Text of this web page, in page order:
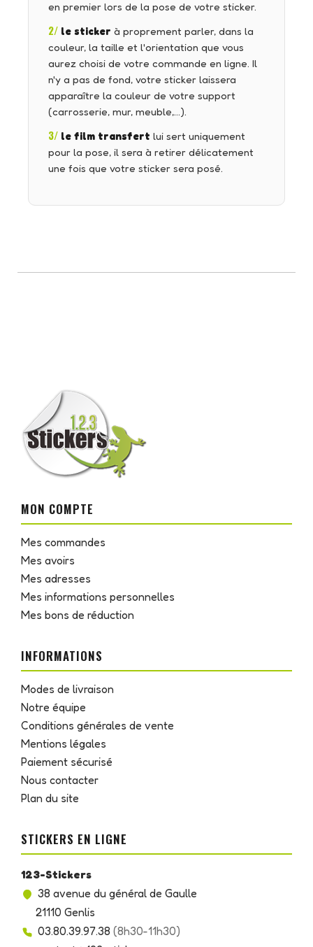
en premier lors de la pose de votre sticker.
2/ le sticker à proprement parler, dans la
couleur, la taille et l'orientation que vous
aurez choisi de votre commande en ligne. Il
n'y a pas de fond, votre sticker laissera
apparaître la couleur de votre support
(carrosserie, mur, meuble,…).
3/ le film transfert lui sert uniquement
pour la pose, il sera à retirer délicatement
une fois que votre sticker sera posé.
MON COMPTE
Mes commandes
Mes avoirs
Mes adresses
Mes informations personnelles
Mes bons de réduction
INFORMATIONS
Modes de livraison
Notre équipe
Conditions générales de vente
Mentions légales
Paiement sécurisé
Nous contacter
Plan du site
STICKERS EN LIGNE
123-Stickers
38 avenue du général de Gaulle
21110 Genlis
03.80.39.97.38 (8h30-11h30)